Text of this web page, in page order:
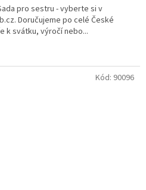
pro sestru - vyberte si v
Doručujeme po celé České
k svátku, výročí nebo...
Kód: 90096